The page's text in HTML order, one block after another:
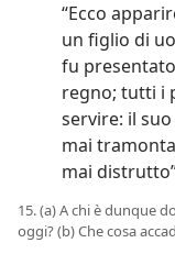
“Ecco
un figlio di
fu
regno; tutti i
servire: il suo
mai
mai
15. (a) A chi è dunque
oggi? (b) Che cosa